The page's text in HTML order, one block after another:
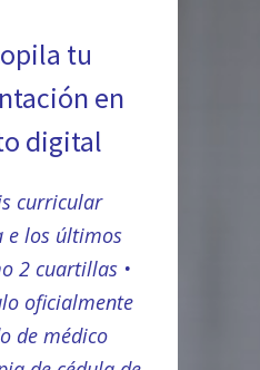
tu
en
digital
curricular
e los últimos
2 cuartillas •
oficialmente
de médico